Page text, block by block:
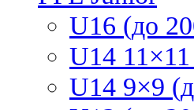
U16 (до
U14
U14 9×9